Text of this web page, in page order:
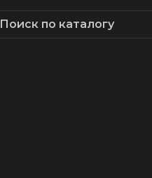
Поиск по каталогу